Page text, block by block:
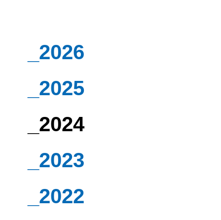
_2026
_2025
_2024
_2023
_2022